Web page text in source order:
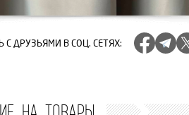
С ДРУЗЬЯМИ В СОЦ. СЕТЯХ: